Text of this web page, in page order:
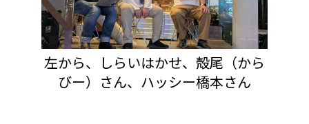
左から、しらいはかせ、殻尾（から
びー）さん、ハッシー橋本さん